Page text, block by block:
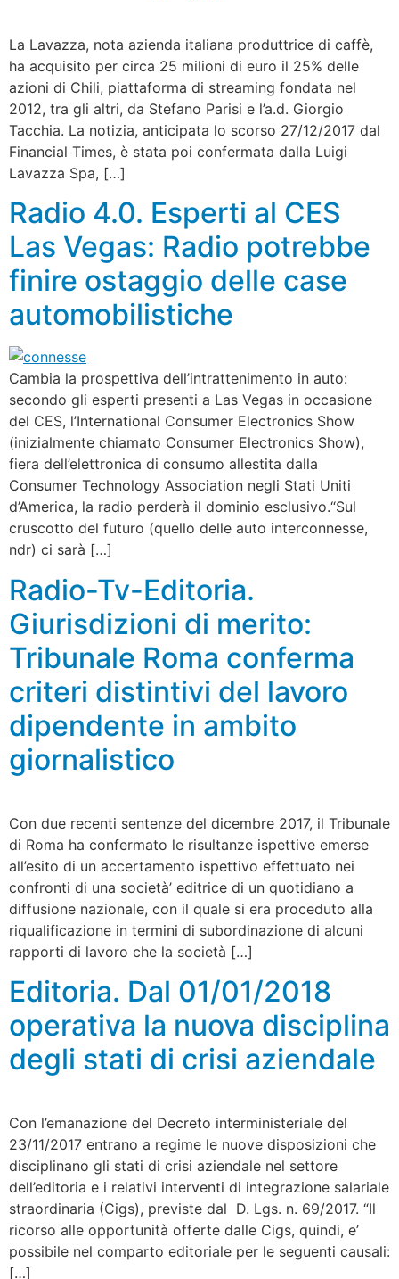
La Lavazza, nota azienda italiana produttrice di caffè,
ha acquisito per circa 25 milioni di euro il 25% delle
azioni di Chili, piattaforma di streaming fondata nel
2012, tra gli altri, da Stefano Parisi e l’a.d. Giorgio
Tacchia. La notizia, anticipata lo scorso 27/12/2017 dal
Financial Times, è stata poi confermata dalla Luigi
Lavazza Spa, […]
Radio 4.0. Esperti al CES
Las Vegas: Radio potrebbe
finire ostaggio delle case
automobilistiche
Cambia la prospettiva dell’intrattenimento in auto:
secondo gli esperti presenti a Las Vegas in occasione
del CES, l’International Consumer Electronics Show
(inizialmente chiamato Consumer Electronics Show),
fiera dell’elettronica di consumo allestita dalla
Consumer Technology Association negli Stati Uniti
d’America, la radio perderà il dominio esclusivo.“Sul
cruscotto del futuro (quello delle auto interconnesse,
ndr) ci sarà […]
Radio-Tv-Editoria.
Giurisdizioni di merito:
Tribunale Roma conferma
criteri distintivi del lavoro
dipendente in ambito
giornalistico
Con due recenti sentenze del dicembre 2017, il Tribunale
di Roma ha confermato le risultanze ispettive emerse
all’esito di un accertamento ispettivo effettuato nei
confronti di una società’ editrice di un quotidiano a
diffusione nazionale, con il quale si era proceduto alla
riqualificazione in termini di subordinazione di alcuni
rapporti di lavoro che la società […]
Editoria. Dal 01/01/2018
operativa la nuova disciplina
degli stati di crisi aziendale
Con l’emanazione del Decreto interministeriale del
23/11/2017 entrano a regime le nuove disposizioni che
disciplinano gli stati di crisi aziendale nel settore
dell’editoria e i relativi interventi di integrazione salariale
straordinaria (Cigs), previste dal D. Lgs. n. 69/2017. “Il
ricorso alle opportunità offerte dalle Cigs, quindi, e’
possibile nel comparto editoriale per le seguenti causali:
[…]